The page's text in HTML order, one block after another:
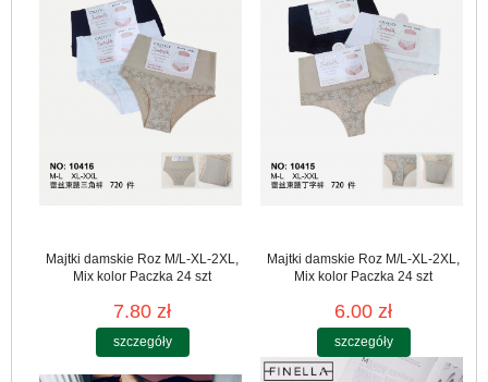
Majtki damskie Roz M/L-XL-2XL,
Mix kolor Paczka 24 szt
7.80 zł
szczegóły
Majtki damskie Roz M/L-XL-2XL,
Mix kolor Paczka 24 szt
6.00 zł
szczegóły